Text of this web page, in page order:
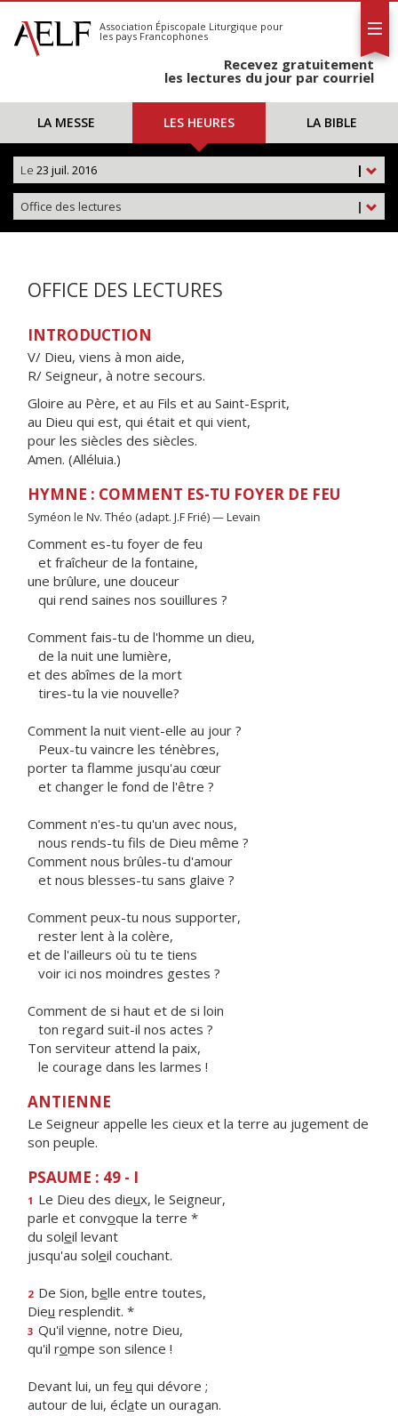
S'abonner
Calendrier
Association Épiscopale Liturgique pour
les pays Francophones
Recevez gratuitement
les lectures du jour par courriel
LA MESSE LES HEURES LA BIBLE
|
Le 23 juil. 2016
|
Office des lectures
OFFICE DES LECTURES
INTRODUCTION
V/ Dieu, viens à mon aide,
R/ Seigneur, à notre secours.
Gloire au Père, et au Fils et au Saint-Esprit,
au Dieu qui est, qui était et qui vient,
pour les siècles des siècles.
Amen. (Alléluia.)
HYMNE : COMMENT ES-TU FOYER DE FEU
Syméon le Nv. Théo (adapt. J.F Frié) — Levain
Comment es-tu foyer de feu
et fraîcheur de la fontaine,
une brûlure, une douceur
qui rend saines nos souillures ?
Comment fais-tu de l'homme un dieu,
de la nuit une lumière,
et des abîmes de la mort
tires-tu la vie nouvelle?
Comment la nuit vient-elle au jour ?
Peux-tu vaincre les ténèbres,
porter ta flamme jusqu'au cœur
et changer le fond de l'être ?
Comment n'es-tu qu'un avec nous,
nous rends-tu fils de Dieu même ?
Comment nous brûles-tu d'amour
et nous blesses-tu sans glaive ?
Comment peux-tu nous supporter,
rester lent à la colère,
et de l'ailleurs où tu te tiens
voir ici nos moindres gestes ?
Comment de si haut et de si loin
ton regard suit-il nos actes ?
Ton serviteur attend la paix,
le courage dans les larmes !
ANTIENNE
Le Seigneur appelle les cieux et la terre au jugement de
son peuple.
PSAUME : 49 - I
1 Le Dieu des dieux, le Seigneur,
parle et convoque la terre *
du soleil levant
jusqu'au soleil couchant.
2 De Sion, belle entre toutes,
Dieu resplendit. *
3 Qu'il vienne, notre Dieu,
qu'il rompe son silence !
Devant lui, un feu qui dévore ;
autour de lui, éclate un ouragan.